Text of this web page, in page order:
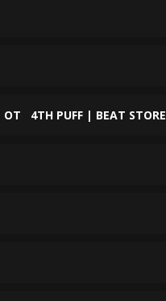
ОТ 4TH PUFF | BEAT STORE